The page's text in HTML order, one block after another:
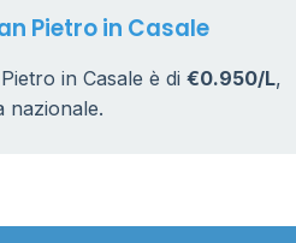
Pietro in Casale
in Casale è di €0.950/L,
nazionale.